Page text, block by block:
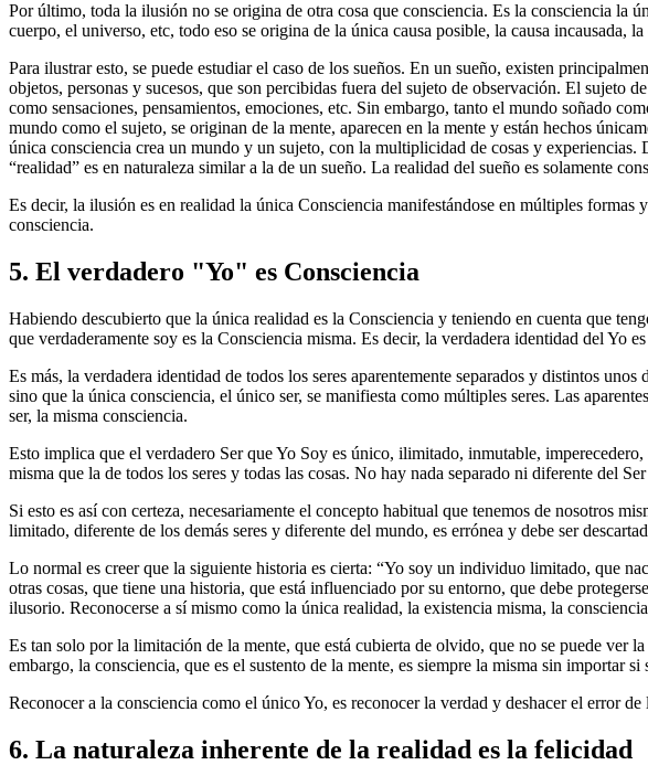
Por último, toda la ilusión no se origina de otra cosa que consciencia. Es la consciencia la
cuerpo, el universo, etc, todo eso se origina de la única causa posible, la causa incausada,
Para ilustrar esto, se puede estudiar el caso de los sueños. En un sueño, existen
objetos, personas y sucesos, que son percibidas fuera del sujeto de observación. El sujeto
como sensaciones, pensamientos, emociones, etc. Sin embargo, tanto el mundo soñado
mundo como el sujeto, se originan de la mente, aparecen en la mente y están hechos
única consciencia crea un mundo y un sujeto, con la multiplicidad de cosas y
“realidad” es en naturaleza similar a la de un sueño. La realidad del sueño es solamente
Es decir, la ilusión es en realidad la única Consciencia manifestándose en múltiples
consciencia.
5. El verdadero "Yo" es Consciencia
Habiendo descubierto que la única realidad es la Consciencia y teniendo en cuenta que
que verdaderamente soy es la Consciencia misma. Es decir, la verdadera identidad del Yo
Es más, la verdadera identidad de todos los seres aparentemente separados y distintos
sino que la única consciencia, el único ser, se manifiesta como múltiples seres. Las
ser, la misma consciencia.
Esto implica que el verdadero Ser que Yo Soy es único, ilimitado, inmutable,
misma que la de todos los seres y todas las cosas. No hay nada separado ni diferente del
Si esto es así con certeza, necesariamente el concepto habitual que tenemos de nosotros
limitado, diferente de los demás seres y diferente del mundo, es errónea y debe ser
Lo normal es creer que la siguiente historia es cierta: “Yo soy un individuo limitado, que
otras cosas, que tiene una historia, que está influenciado por su entorno, que debe
ilusorio. Reconocerse a sí mismo como la única realidad, la existencia misma, la
Es tan solo por la limitación de la mente, que está cubierta de olvido, que no se puede ver
embargo, la consciencia, que es el sustento de la mente, es siempre la misma sin importar
Reconocer a la consciencia como el único Yo, es reconocer la verdad y deshacer el error
6. La naturaleza inherente de la realidad es la felicidad